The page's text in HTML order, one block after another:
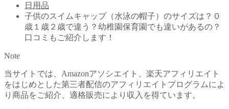
日用品
子供のスイムキャップ（水泳の帽子）のサイズは？０
歳１歳２歳で違う？幼稚園保育園でも違いがあるの？
口コミもご紹介します！
Note
当サイトでは、Amazonアソシエイト、楽天アフィリエイト
をはじめとした第三者配信のアフィリエイトプログラムによ
り商品をご紹介、適格販売により収入を得ています。